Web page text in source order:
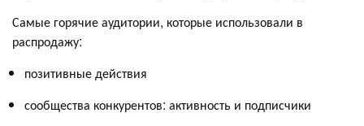
Самые горячие аудитории, которые использовали в
распродажу:
позитивные действия
сообщества конкурентов: активность и подписчики